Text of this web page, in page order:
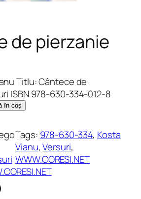
de pierzanie
Titlu: Cântece de
ISBN 978-630-334-012-8
în coș
Tags: 978-630-334, Kosta
Vianu, Versuri
WWW.CORESI.NET